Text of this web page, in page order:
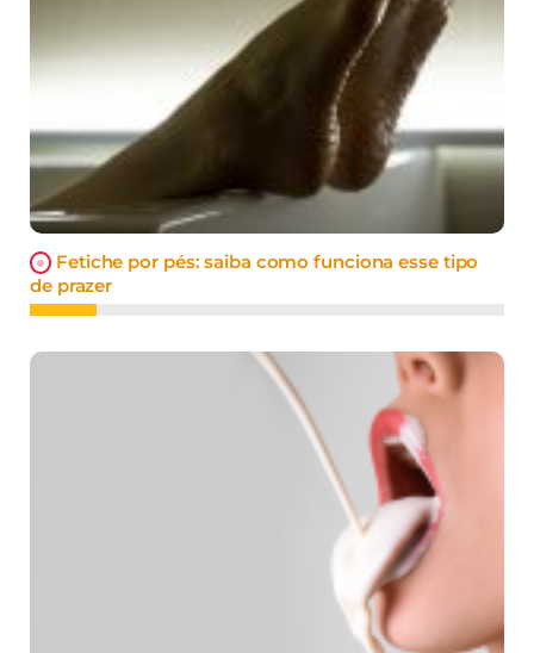
Fetiche por pés: saiba como funciona esse tipo
de prazer